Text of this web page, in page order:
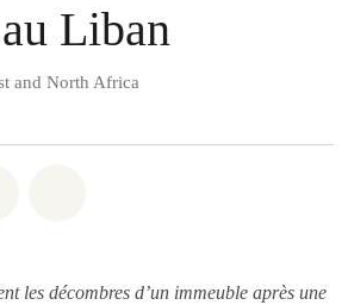
Liban
and North Africa
les décombres d’un immeuble après une